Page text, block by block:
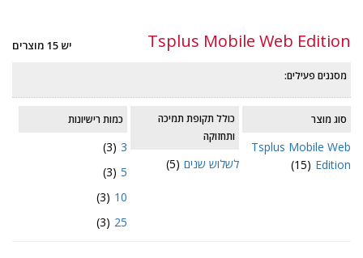
Tsplus Mobile Web Edition יש 15 מוצרים
מסננים פעילים:
סוג מוצר
Tsplus Mobile Web
Edition
(15)
כולל תקופת תמיכה
ותחזוקה
לשלוש שנים (5)
כמות רישיונות
3
(3)
5
(3)
10
(3)
25
(3)